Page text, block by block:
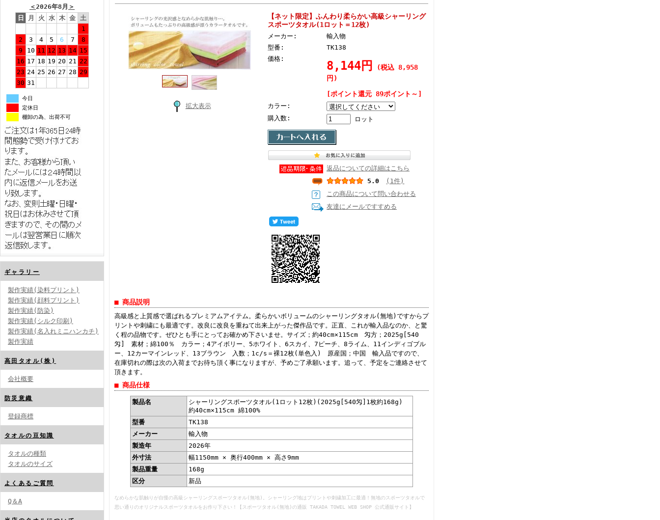
＜2026年8月 ＞
日
月 火 水 木 金 土
1
2
3 4 5 6 7
8
9
10 11 12 13 14 15
16 17 18 19 20 21 22
23 24 25 26 27 28 29
30 31
今日
定休日
棚卸の為、出荷不可
ギャラリー
製作実績(染料プリント)
製作実績(顔料プリント)
製作実績(防染)
製作実績(シルク印刷)
製作実績(名入れミニハンカチ)
製作実績
高田タオル(株)
会社概要
防災意織
登録商標
タオルの豆知識
タオルの種類
タオルのサイズ
よくあるご質問
Q＆A
拡大表示
【ネット限定】ふんわり柔らかい高級シャーリング
スポーツタオル(1ロット＝12枚)
メーカー:
輸入物
型番:
TK138
価格:
8,144円
(税込 8,958
円)
[ポイント還元 89ポイント～]
カラー:
購入数:
ロット
返品についての詳細はこちら
5.0
(1件)
この商品について問い合わせる
友達にメールですすめる
■ 商品説明
高級感と上質感で選ばれるプレミアムアイテム。柔らかいボリュームのシャーリングタオル(無地)ですからプ
リントや刺繍にも最適です。改良に改良を重ねて出来上がった傑作品です。正直、これが輸入品なのか、と驚
く程の品物です。ぜひとも手にとってお確かめ下さいませ。サイズ；約40cm×115cm 匁方；2025g[540
匁] 素材；綿100％ カラー；4アイボリー、5ホワイト、6スカイ、7ピーチ、8ライム、11インディゴブル
ー、12カーマインレッド、13ブラウン 入数；1c/s＝裸12枚(単色入) 原産国；中国 輸入品ですので、
在庫切れの際は次の入荷までお待ち頂く事になりますが、予めご了承願います。追って、予定をご連絡させて
頂きます。
■ 商品仕様
製品名
シャーリングスポーツタオル(1ロット12枚)(2025g[540匁]1枚約168g)
約40cm×115cm 綿100%
型番
TK138
メーカー
輸入物
製造年
2026年
外寸法
幅1150mm × 奥行400mm × 高さ9mm
製品重量
168g
区分
新品
なめらかな肌触りが自慢の高級シャーリングスポーツタオル(無地)。シャーリング地はプリントや刺繍加工に最適！無地のスポーツタオルで
思い通りのオリジナルスポーツタオルをお作り下さい！【スポーツタオル(無地)の通販 TAKADA TOWEL WEB SHOP 公式通販サイト】